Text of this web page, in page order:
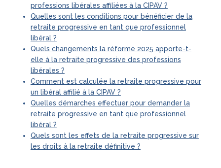
professions libérales affiliées à la CIPAV ?
Quelles sont les conditions pour bénéficier de la
retraite progressive en tant que professionnel
libéral ?
Quels changements la réforme 2025 apporte-t-
elle à la retraite progressive des professions
libérales ?
Comment est calculée la retraite progressive pour
un libéral affilié à la CIPAV ?
Quelles démarches effectuer pour demander la
retraite progressive en tant que professionnel
libéral ?
Quels sont les effets de la retraite progressive sur
les droits à la retraite définitive ?